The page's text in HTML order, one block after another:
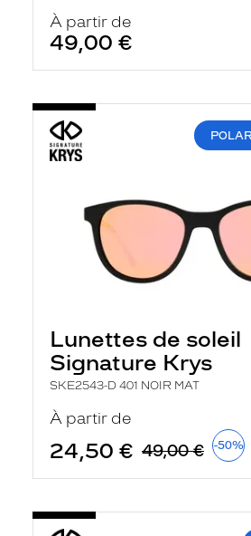
À partir de
49,00 €
Lunettes de soleil
Signature Krys
SKE2543-D 401 NOIR MAT
À partir de
24,50 € 49,00 € -50%